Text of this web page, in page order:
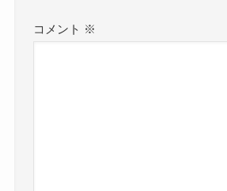
コメント ※